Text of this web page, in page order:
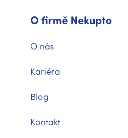
O firmě Nekupto
O nás
Kariéra
Blog
Kontakt